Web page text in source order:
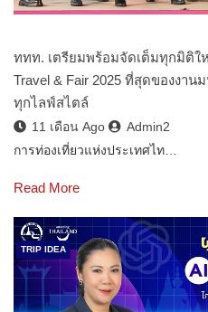
ททท. เตรียมพร้อมจัดเต็มทุกมิติใ
Travel & Fair 2025 ที่สุดของงา
ทุกไลฟ์สไตล์
11 เดือน Ago
Admin2
การท่องเที่ยวแห่งประเทศไท…
Read More
TRIP IDEA